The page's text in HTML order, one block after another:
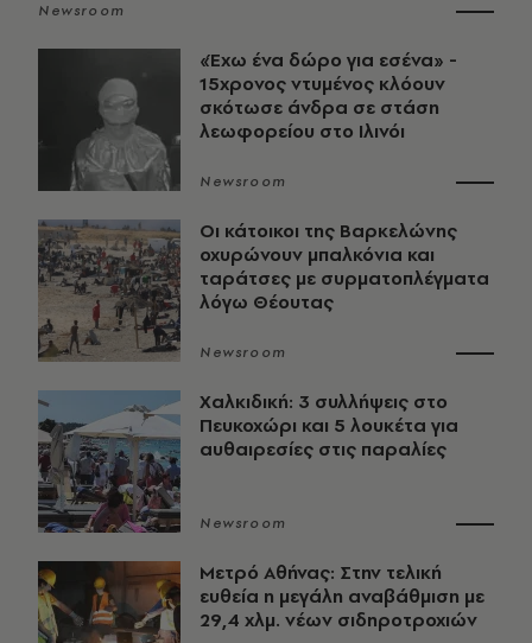
Newsroom
«Έχω ένα δώρο για εσένα» -
15χρονος ντυμένος κλόουν
σκότωσε άνδρα σε στάση
λεωφορείου στο Ιλινόι
Newsroom
Οι κάτοικοι της Βαρκελώνης
οχυρώνουν μπαλκόνια και
ταράτσες με συρματοπλέγματα
λόγω Θέουτας
Newsroom
Χαλκιδική: 3 συλλήψεις στο
Πευκοχώρι και 5 λουκέτα για
αυθαιρεσίες στις παραλίες
Newsroom
Μετρό Αθήνας: Στην τελική
ευθεία η μεγάλη αναβάθμιση με
29,4 χλμ. νέων σιδηροτροχιών